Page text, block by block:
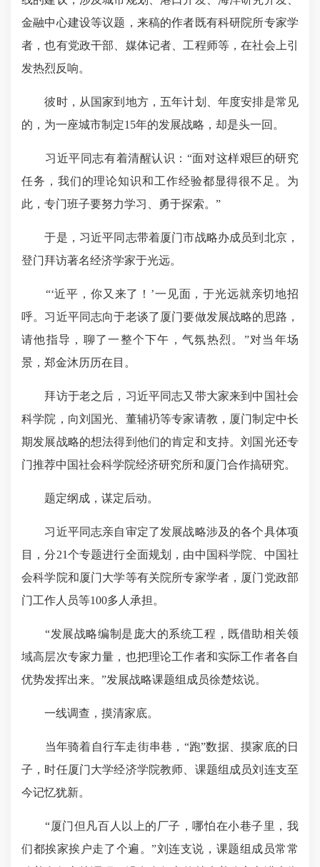
金融中心建设等议题，来稿的作者既有科研院所专家学
者，也有党政干部、媒体记者、工程师等，在社会上引
发热烈反响。
彼时，从国家到地方，五年计划、年度安排是常见
的，为一座城市制定15年的发展战略，却是头一回。
习近平同志有着清醒认识：“面对这样艰巨的研究
任务，我们的理论知识和工作经验都显得很不足。为
此，专门班子要努力学习、勇于探索。”
于是，习近平同志带着厦门市战略办成员到北京，
登门拜访著名经济学家于光远。
“‘近平，你又来了！’一见面，于光远就亲切地招
呼。习近平同志向于老谈了厦门要做发展战略的思路，
请他指导，聊了一整个下午，气氛热烈。”对当年场
景，郑金沐历历在目。
拜访于老之后，习近平同志又带大家来到中国社会
科学院，向刘国光、董辅礽等专家请教，厦门制定中长
期发展战略的想法得到他们的肯定和支持。刘国光还专
门推荐中国社会科学院经济研究所和厦门合作搞研究。
题定纲成，谋定后动。
习近平同志亲自审定了发展战略涉及的各个具体项
目，分21个专题进行全面规划，由中国科学院、中国社
会科学院和厦门大学等有关院所专家学者，厦门党政部
门工作人员等100多人承担。
“发展战略编制是庞大的系统工程，既借助相关领
域高层次专家力量，也把理论工作者和实际工作者各自
优势发挥出来。”发展战略课题组成员徐楚炫说。
一线调查，摸清家底。
当年骑着自行车走街串巷，“跑”数据、摸家底的日
子，时任厦门大学经济学院教师、课题组成员刘连支至
今记忆犹新。
“厦门但凡百人以上的厂子，哪怕在小巷子里，我
们都挨家挨户走了个遍。”刘连支说，课题组成员常常